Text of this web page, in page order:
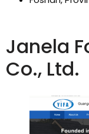
Janela
Co., Ltd.